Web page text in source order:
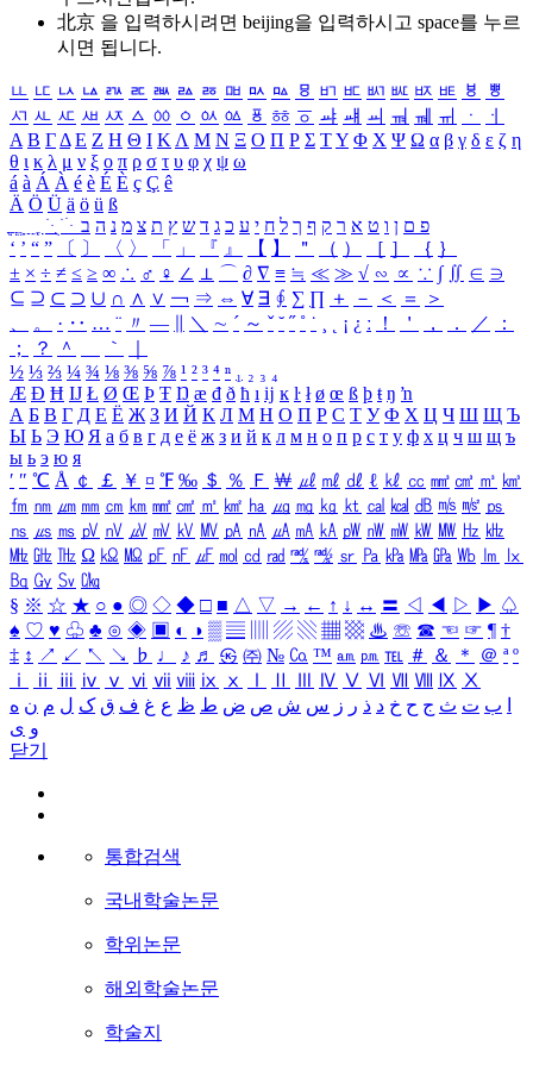
北京 을 입력하시려면 beijing을 입력하시고 space를 누르
시면 됩니다.
ㅥ ㅦ ㅧ ㅨ ㅩ ㅪ ㅫ ㅬ ㅭ ㅮ ㅯ ㅰ ㅱ ㅲ ㅳ ㅴ ㅵ ㅶ ㅷ ㅸ
ㅹ
ㅺ ㅻ ㅼ ㅽ ㅾ ㅿ ㆀ ㆁ ㆂ ㆃ ㆄ ㆅ ㆆ ㆇ ㆈ ㆉ ㆊ ㆋ ㆌ ㆍ
ㆎ
Α Β ΓΔ Ε Ζ Η Θ Ι ΚΛ Μ Ν Ξ Ο Π Ρ Σ ΤΥ Φ Χ Ψ Ω α β γ δ ε ζ η
θ ι κ λ μ ν ξ ο π ρ σ τ υ φ χ ψ ω
á à Á À é è É È ç Ç ê
Ä Ö Ü ä ö ü ß
ִֶֹ ֻּ ׁׂ פ ם ן ו ט א ר ק ף ך ל ח י ע כ ג ד ש ץ ת צ מ נ ה ב
‘ ’ “ ” 〔 〕 〈 〉 「 」 『 』 【 】 ＂ （ ） ［ ］ ｛ ｝
± × ÷ ≠ ≤ ≥ ∞ ∴ ♂ ♀ ∠ ⊥ ⌒ ∂ ∇ ≡ ≒ ≪ ≫ √ ∽ ∝ ∵ ∫ ∬ ∈ ∋
⊆ ⊇ ⊂ ⊃ ∪ ∩ ∧ ∨ ￢ ⇒ ⇔ ∀ ∃ ∮ ∑ ∏ ＋ － ＜ ＝
＞
、
。 · ‥ … ¨ 〃 ― ＼ ∼ ´ ～ ˇ ˘ ˝ ˚ ˙ ¸ ¡ ¿ ː ！ ＇ ， ． ／
：
；
？ ＾ ｀
½ ⅓ ⅔ ¼ ¾ ⅛ ⅜ ⅝ ⅞ ¹ ² ³ ⁴ ⁿ ₁ ₂ ₃ ₄
Æ Ð Ħ Ĳ Ł Ø Œ Þ Ŧ Ŋ æ đ ð ħ ı ĳ ĸ ŀ ł ø œ ß þ ŧ ŋ ŉ
А Б В Г Д Е Ё Ж З И Й К Л М Н О П Р С Т У Ф Х Ц Ч Ш Щ Ъ
Ы Ь Э Ю Я а б в г д е ё ж з и й к л м н о п р с т у ф х ц ч ш щ ъ
ы ь э ю я
′ ″ ℃ Å ￠ ￡ ￥ ¤ ℉ ‰ ＄ ％ Ｆ ￦ ㎕ ㎖ ㎗ ℓ ㎘ ㏄ ㎣ ㎤ ㎥ ㎦
㎙ ㎚ ㎛ ㎜ ㎝ ㎞ ㎟ ㎠ ㎡ ㎢ ㏊ ㎍ ㎎ ㎏ ㏏ ㎈ ㎉ ㏈ ㎧ ㎨ ㎰
㎱ ㎲ ㎳ ㎴ ㎵ ㎶ ㎷ ㎸ ㎹ ㎀ ㎁ ㎂ ㎃ ㎄ ㎺ ㎻ ㎽ ㎾ ㎿ ㎐ ㎑
㎒ ㎓ ㎔ Ω ㏀ ㏁ ㎊ ㎋ ㎌ ㏖ ㏅ ㎭ ㎮ ㎯ ㏛ ㎩ ㎪ ㎫ ㎬ ㏝ ㏐
㏓
㏃ ㏉ ㏜ ㏆
§ ※ ☆ ★ ○ ● ◎ ◇ ◆ □ ■ △ ▽ → ← ↑ ↓ ↔ 〓 ◁ ◀ ▷ ▶ ♤
♠ ♡ ♥ ♧ ♣ ⊙ ◈ ▣ ◐ ◑ ▒ ▤ ▨ ▧ ▦ ▩ ♨ ☏ ☎ ☜ ☞ ¶ †
‡ ↕ ↗ ↙ ↖ ↘ ♭ ♩ ♪ ♬ ㉿ ㈜ № ㏇ ™ ㏂ ㏘ ℡ ＃ ＆ ＊ ＠ ª º
ⅰ
ⅱ ⅲ ⅳ ⅴ ⅵ ⅶ ⅷ ⅸ ⅹ Ⅳ Ⅴ Ⅵ Ⅶ Ⅷ Ⅸ Ⅹ
ب ت ث ج ح خ د ذ ر ز س ش ص ض ط ظ ع غ ف ق ک ل م ن ه
و ی
닫기
통합검색
국내학술논문
학위논문
해외학술논문
학술지